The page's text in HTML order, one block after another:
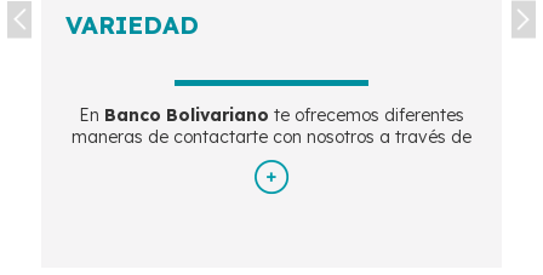
VARIEDAD
En Banco Bolivariano te ofrecemos diferentes
maneras de contactarte con nosotros a través de
Multican